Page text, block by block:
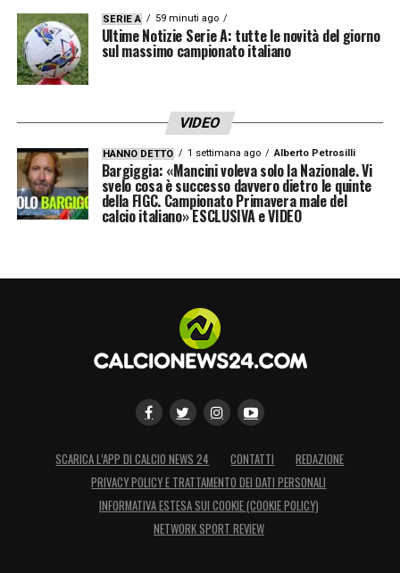
SERIE A 59 minuti ago
Ultime Notizie Serie A: tutte le novità del giorno
sul massimo campionato italiano
VIDEO
HANNO DETTO 1 settimana ago Alberto Petrosilli
Bargiggia: «Mancini voleva solo la Nazionale. Vi
svelo cosa è successo davvero dietro le quinte
della FIGC. Campionato Primavera male del
calcio italiano» ESCLUSIVA e VIDEO
SCARICA L’APP DI CALCIO NEWS 24 CONTATTI
REDAZIONE
PRIVACY POLICY E TRATTAMENTO DEI DATI PERSONALI
INFORMATIVA ESTESA SUI COOKIE (COOKIE POLICY)
NETWORK SPORT REVIEW